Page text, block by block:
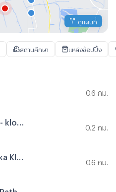
ดูแผนที่
สถานศึกษา แหล่งช้อปปิ้ง
0.6 กม.
0.2 กม.
0.6 กม.